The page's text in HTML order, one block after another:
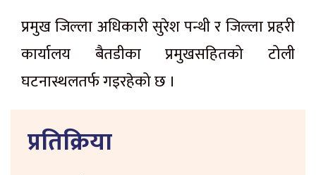
प्रमुख जिल्ला अधिकारी सुरेश पन्थी र जिल्ला प्रहरी
कार्यालय बैतडीका प्रमुखसहितको टोली
घटनास्थलतर्फ गइरहेको छ ।
प्रतिक्रिया